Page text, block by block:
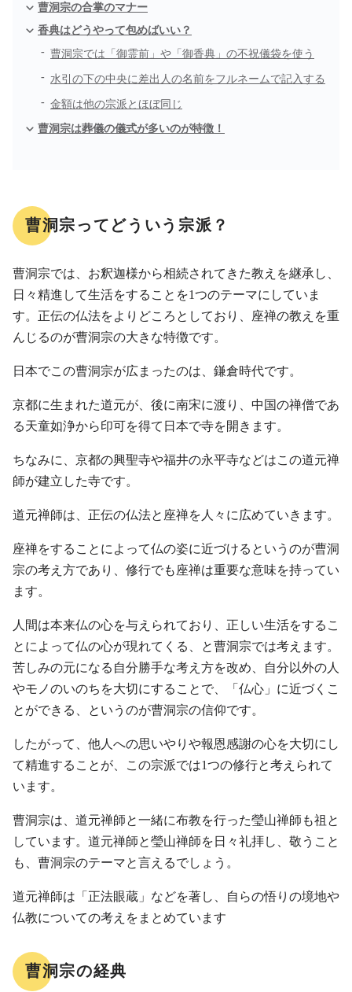
曹洞宗の合掌のマナー
香典はどうやって包めばいい？
曹洞宗では「御霊前」や「御香典」の不祝儀袋を使う
水引の下の中央に差出人の名前をフルネームで記入する
金額は他の宗派とほぼ同じ
曹洞宗は葬儀の儀式が多いのが特徴！
曹洞宗ってどういう宗派？
曹洞宗では、お釈迦様から相続されてきた教えを継承し、
日々精進して生活をすることを1つのテーマにしていま
す。正伝の仏法をよりどころとしており、座禅の教えを重
んじるのが曹洞宗の大きな特徴です。
日本でこの曹洞宗が広まったのは、鎌倉時代です。
京都に生まれた道元が、後に南宋に渡り、中国の禅僧であ
る天童如浄から印可を得て日本で寺を開きます。
ちなみに、京都の興聖寺や福井の永平寺などはこの道元禅
師が建立した寺です。
道元禅師は、正伝の仏法と座禅を人々に広めていきます。
座禅をすることによって仏の姿に近づけるというのが曹洞
宗の考え方であり、修行でも座禅は重要な意味を持ってい
ます。
人間は本来仏の心を与えられており、正しい生活をするこ
とによって仏の心が現れてくる、と曹洞宗では考えます。
苦しみの元になる自分勝手な考え方を改め、自分以外の人
やモノのいのちを大切にすることで、「仏心」に近づくこ
とができる、というのが曹洞宗の信仰です。
したがって、他人への思いやりや報恩感謝の心を大切にし
て精進することが、この宗派では1つの修行と考えられて
います。
曹洞宗は、道元禅師と一緒に布教を行った瑩山禅師も祖と
しています。道元禅師と瑩山禅師を日々礼拝し、敬うこと
も、曹洞宗のテーマと言えるでしょう。
道元禅師は「正法眼蔵」などを著し、自らの悟りの境地や
仏教についての考えをまとめています
曹洞宗の経典